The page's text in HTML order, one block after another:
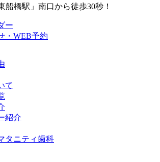
船橋駅」南口から徒歩30秒！
ー
・WEB予約
て
紹介
タニティ歯科